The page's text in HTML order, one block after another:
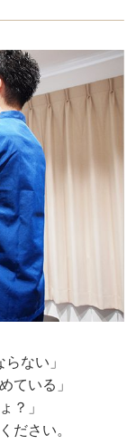
ない」
ている」
？」
ださい。